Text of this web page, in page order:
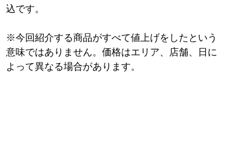
込です。
※今回紹介する商品がすべて値上げをしたという
意味ではありません。価格はエリア、店舗、日に
よって異なる場合があります。